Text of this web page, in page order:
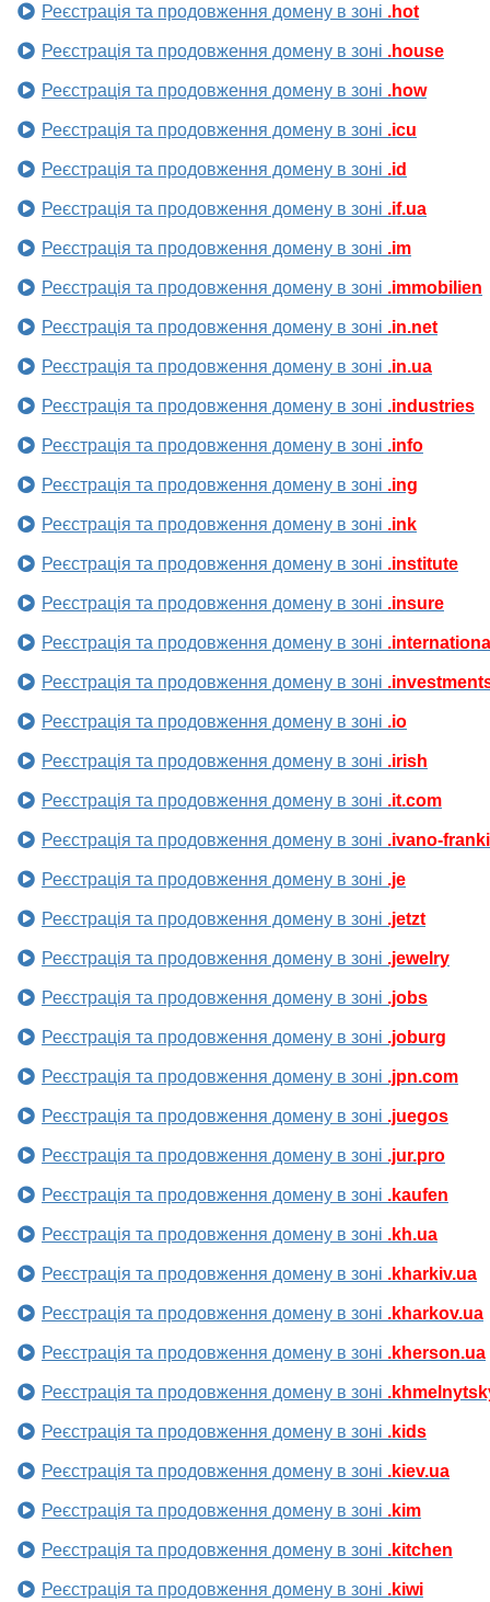
Реєстрація та продовження домену в зоні .hot
Реєстрація та продовження домену в зоні .house
Реєстрація та продовження домену в зоні .how
Реєстрація та продовження домену в зоні .icu
Реєстрація та продовження домену в зоні .id
Реєстрація та продовження домену в зоні .if.ua
Реєстрація та продовження домену в зоні .im
Реєстрація та продовження домену в зоні .immobilien
Реєстрація та продовження домену в зоні .in.net
Реєстрація та продовження домену в зоні .in.ua
Реєстрація та продовження домену в зоні .industries
Реєстрація та продовження домену в зоні .info
Реєстрація та продовження домену в зоні .ing
Реєстрація та продовження домену в зоні .ink
Реєстрація та продовження домену в зоні .institute
Реєстрація та продовження домену в зоні .insure
Реєстрація та продовження домену в зоні
Реєстрація та продовження домену в зоні
Реєстрація та продовження домену в зоні .io
Реєстрація та продовження домену в зоні .irish
Реєстрація та продовження домену в зоні .it.com
Реєстрація та продовження домену в зоні .ivano-
Реєстрація та продовження домену в зоні .je
Реєстрація та продовження домену в зоні .jetzt
Реєстрація та продовження домену в зоні .jewelry
Реєстрація та продовження домену в зоні .jobs
Реєстрація та продовження домену в зоні .joburg
Реєстрація та продовження домену в зоні .jpn.com
Реєстрація та продовження домену в зоні .juegos
Реєстрація та продовження домену в зоні .jur.pro
Реєстрація та продовження домену в зоні .kaufen
Реєстрація та продовження домену в зоні .kh.ua
Реєстрація та продовження домену в зоні .kharkiv.ua
Реєстрація та продовження домену в зоні .kharkov.ua
Реєстрація та продовження домену в зоні .kherson.ua
Реєстрація та продовження домену в зоні
Реєстрація та продовження домену в зоні .kids
Реєстрація та продовження домену в зоні .kiev.ua
Реєстрація та продовження домену в зоні .kim
Реєстрація та продовження домену в зоні .kitchen
Реєстрація та продовження домену в зоні .kiwi